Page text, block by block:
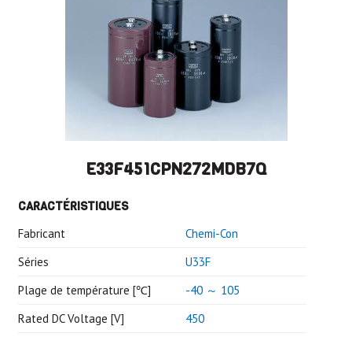
E33F451CPN272MDB7Q
CARACTÉRISTIQUES
Fabricant
Chemi-Con
Séries
U33F
Plage de température [℃]
-40 ～ 105
Rated DC Voltage [V]
450